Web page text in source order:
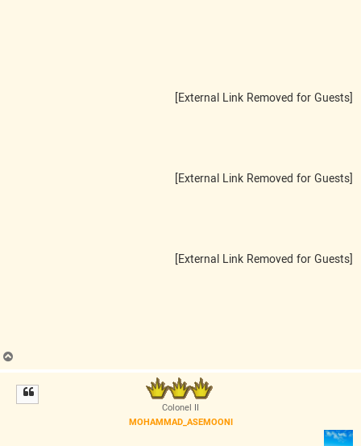
[External Link Removed for Guests]
[External Link Removed for Guests]
[External Link Removed for Guests]
Colonel II
MOHAMMAD_ASEMOONI